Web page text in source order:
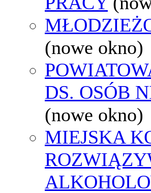
(nowe okno)
DS. OSÓB
(nowe okno)
MIEJSKA